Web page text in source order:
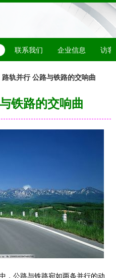
联系我们 企业信息 访客
路轨并行 公路与铁路的交响曲
铁路的交响曲
，公路与铁路宛如两条并行的动